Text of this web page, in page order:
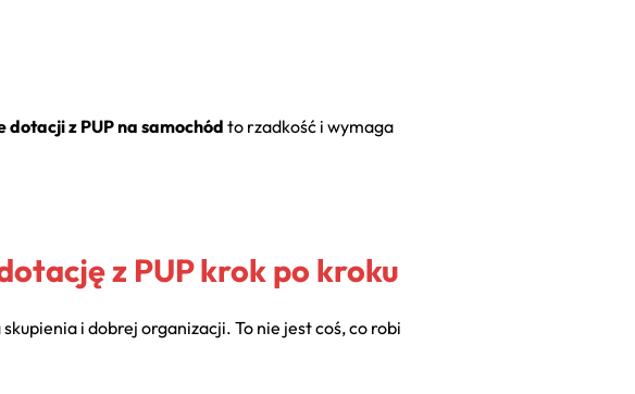
z PUP na samochódto rzadkość i wymaga
z PUP krok po kroku
i dobrej organizacji. To nie jest coś, co robi